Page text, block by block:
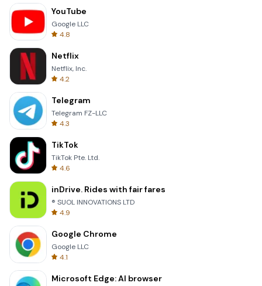
YouTube
Google LLC
4.8
Netflix
Netflix, Inc.
4.2
Telegram
Telegram FZ-LLC
4.3
TikTok
TikTok Pte. Ltd.
4.6
inDrive. Rides with fair fares
® SUOL INNOVATIONS LTD
4.9
Google Chrome
Google LLC
4.1
Microsoft Edge: AI browser